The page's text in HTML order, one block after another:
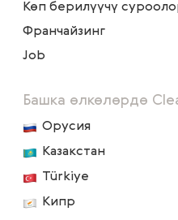
Көп берилүүчү
Франчайзинг
Job
Башка өлкөлөрдө
Орусия
Казакстан
Türkiye
Кипр